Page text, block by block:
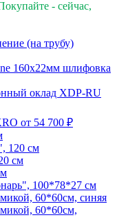
- сейчас,
(на трубу)
160х22мм шлифовка
оклад XDP-RU
от 54 700 ₽
120 см
см
100*78*27 см
60*60см, синяя
60*60см,